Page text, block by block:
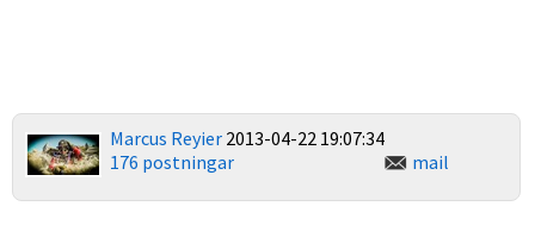
Marcus Reyier 2013-04-22 19:07:34
176 postningar
mail